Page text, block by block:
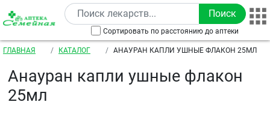
Перейти к основному содержанию
Сортировать по расстоянию до аптеки
Строка навигации
ГЛАВНАЯ КАТАЛОГ АНАУРАН КАПЛИ УШНЫЕ ФЛАКОН 25МЛ
Анауран капли ушные флакон
25мл